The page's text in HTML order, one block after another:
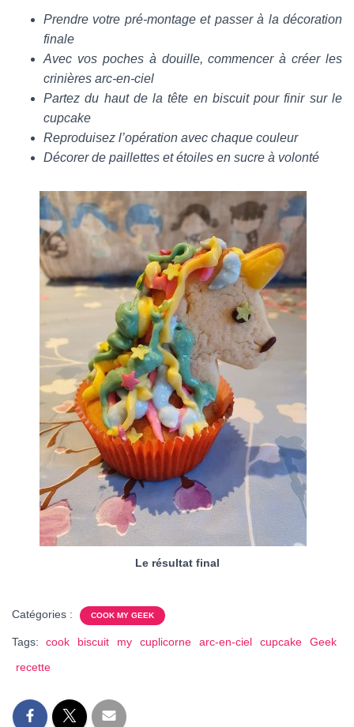
Prendre votre pré-montage et passer à la décoration
finale
Avec vos poches à douille, commencer à créer les
crinières arc-en-ciel
Partez du haut de la tête en biscuit pour finir sur le
cupcake
Reproduisez l’opération avec chaque couleur
Décorer de paillettes et étoiles en sucre à volonté
Le résultat final
Catégories : COOK MY GEEK
Tags: cook biscuit my cuplicorne arc-en-ciel cupcake
Geek
recette